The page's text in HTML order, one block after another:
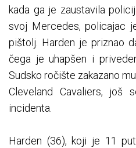
kada ga je zaustavila
svoj Mercedes, policajac
pištolj. Harden je priznao
čega je uhapšen i
Sudsko ročište zakazano
Cleveland Cavaliers, još
incidenta.
Harden (36), koji je 11